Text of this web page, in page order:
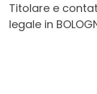
Titolare e
legale in